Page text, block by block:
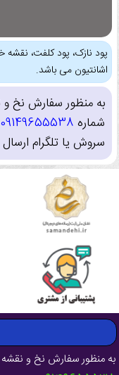
پود نازک، پود کلفت،
اشانتیون می باشد.
به منظور سفارش نخ
شماره 09149655538
سروش یا تلگرام ارسال
به منظور سفارش نخ و